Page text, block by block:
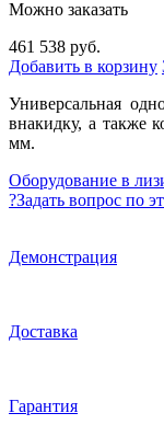
Можно заказать
461 538 руб.
Добавить в корзину
Универсальная
внакидку, а также
мм.
Оборудование в
?Задать вопрос по
Демонстрация
Доставка
Гарантия